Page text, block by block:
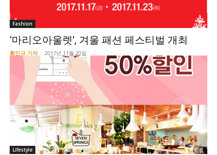
Fashion
‘마리오아울렛’, 겨울 패션 페스티벌 개최
황인규 기자 - 2017년 11월 20일
Lifestyle